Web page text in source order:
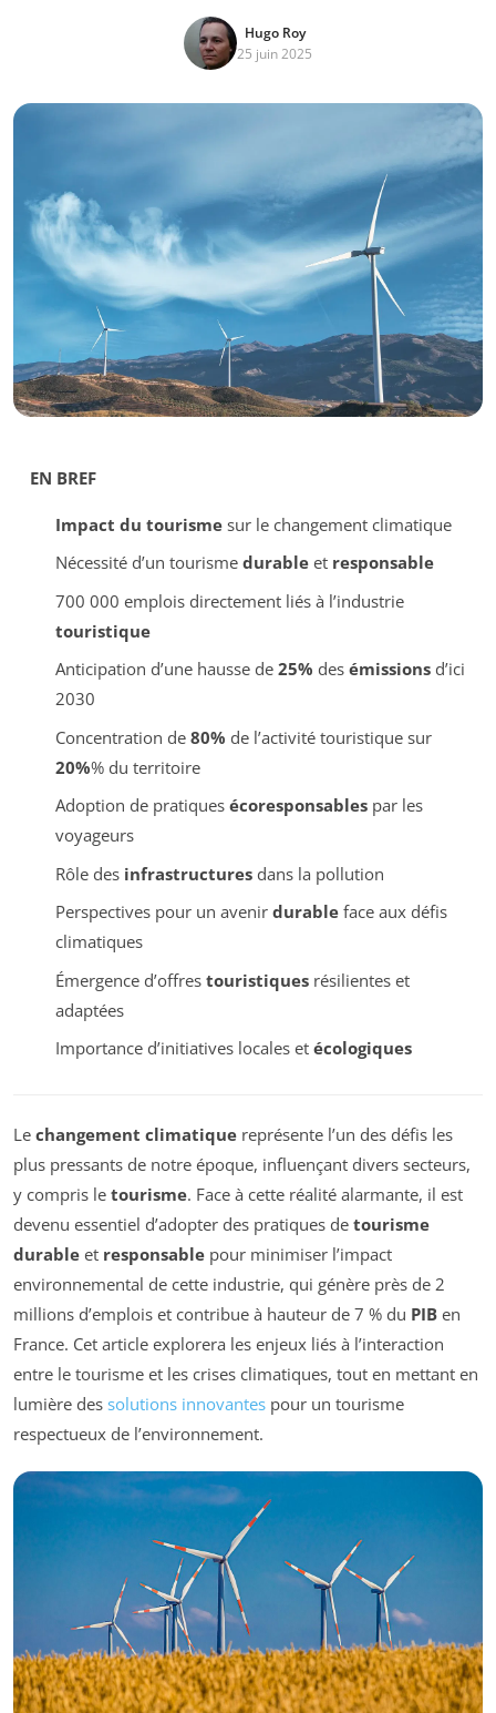
Hugo Roy
25 juin 2025
EN BREF
Impact du tourismesur le changement climatique
Nécessité d’un tourisme durableet responsable
700 000 emplois directement liés à l’industrie
touristique
Anticipation d’une hausse de 25% des émissionsd’ici
2030
Concentration de 80% de l’activité touristique sur
20%% du territoire
Adoption de pratiques écoresponsablespar les
voyageurs
Rôle des infrastructuresdans la pollution
Perspectives pour un avenir durableface aux défis
climatiques
Émergence d’offres touristiquesrésilientes et
adaptées
Importance d’initiatives locales et écologiques
Le changement climatique représente l’un des défis les
plus pressants de notre époque, influençant divers secteurs,
y compris le tourisme. Face à cette réalité alarmante, il est
devenu essentiel d’adopter des pratiques de tourisme
durable et responsable pour minimiser l’impact
environnemental de cette industrie, qui génère près de 2
millions d’emplois et contribue à hauteur de 7 % du PIB en
France. Cet article explorera les enjeux liés à l’interaction
entre le tourisme et les crises climatiques, tout en mettant en
lumière des solutions innovantes pour un tourisme
respectueux de l’environnement.